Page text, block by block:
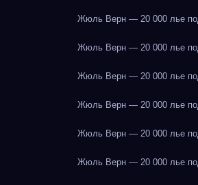
Жюль Верн — 20 000 лье
Жюль Верн — 20 000 лье
Жюль Верн — 20 000 лье
Жюль Верн — 20 000 лье
Жюль Верн — 20 000 лье
Жюль Верн — 20 000 лье